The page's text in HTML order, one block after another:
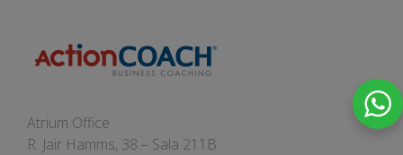
Atrium Office
R. Jair Hamms, 38 – Sala 211B